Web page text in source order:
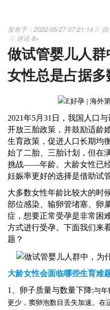
发布于：2022/05/27 07:21:14 由
评论 8»
做试管婴儿人
女性总是占据多
2021年5月31日，我国人口
开放三胎政策，并鼓励适龄
生育政策，促进人口长期均
始了二胎、三胎计划， 但在
挑战——年龄。大龄女性已
妊娠率更好的选择是借助试
大多数女性年龄比较大的时
部位感染、输卵管堵塞、卵
症，想要正常受孕是非常困
方式进行受孕。 下面我们来
题？
大龄女性会面临哪些生育难
1、卵子质量与数量下降:与年
更少，窦卵泡数目丢失加速。在